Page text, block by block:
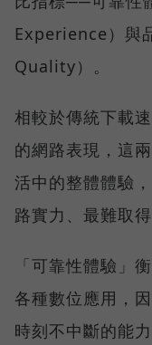
Experience）與
Quality）。
相較於傳統下載
的網路表現，這
活中的整體體驗
路實力、最難取得
「可靠性體驗」
各種數位應用，
時刻不中斷的能